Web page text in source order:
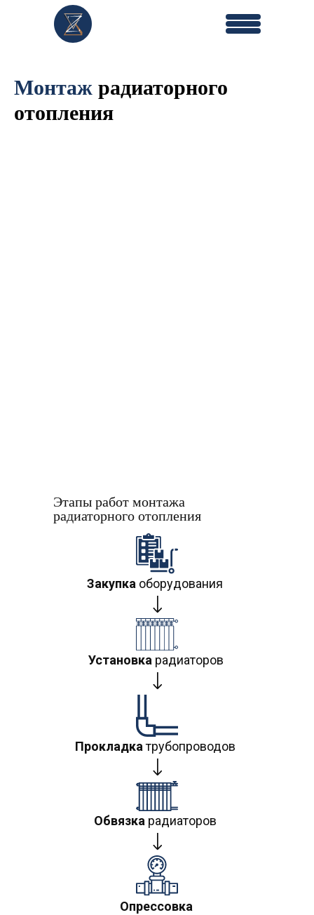
Монтажрадиаторного
отопления
Закупка оборудования
Обвязка радиаторов
Установка радиаторов
Опрессовка
Прокладкатрубопроводов
Этапы работ монтажа
радиаторного отопления